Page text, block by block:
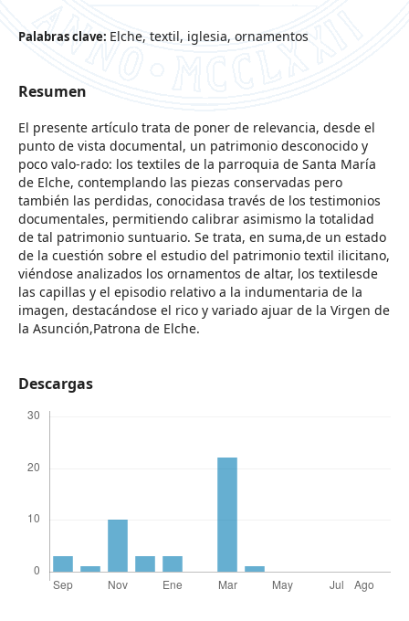
Palabras clave: Elche, textil, iglesia, ornamentos
Resumen
El presente artículo trata de poner de relevancia, desde el
punto de vista documental, un patrimonio desconocido y
poco valo-rado: los textiles de la parroquia de Santa María
de Elche, contemplando las piezas conservadas pero
también las perdidas, conocidasa través de los testimonios
documentales, permitiendo calibrar asimismo la totalidad
de tal patrimonio suntuario. Se trata, en suma,de un estado
de la cuestión sobre el estudio del patrimonio textil ilicitano,
viéndose analizados los ornamentos de altar, los textilesde
las capillas y el episodio relativo a la indumentaria de la
imagen, destacándose el rico y variado ajuar de la Virgen de
la Asunción,Patrona de Elche.
Descargas